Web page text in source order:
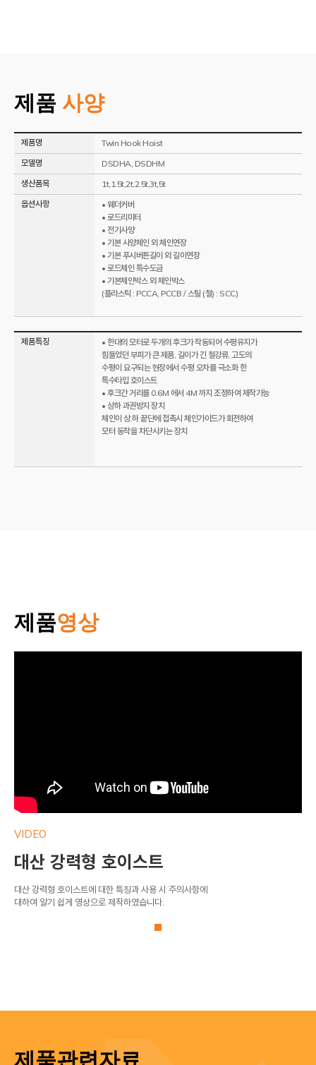
제품 사양
제품명
Twin Hook Hoist
모델명
DSDHA, DSDHM
생산품목
1t,1.5t,2t,2.5t,3t,5t
옵션사항
• 웨더커버
• 로드리미터
• 전기사양
• 기본 사양체인 외 체인연장
• 기본 푸시버튼길이 외 길이연장
• 로드체인 특수도금
• 기본체인박스 외 체인박스
(플라스틱 : PCCA, PCCB / 스틸 (철) : SCC)
제품특징
• 한대의 모터로 두개의 후크가 작동되어 수평유지가
힘들었던 부피가 큰 제품, 길이가 긴 철강류, 고도의
수평이 요구되는 현장에서 수평 오차를 극소화 한
특수타입 호이스트
• 후크간 거리를 0.6M 에서 4M 까지 조정하여 제작가능
• 상하 과권방지 장치
체인이 상.하 끝단에 접촉시 체인가이드가 회전하여
모터 동작을 차단시키는 장치
제품영상
VIDEO
대산 강력형 호이스트
대산 강력형 호이스트에 대한 특징과 사용 시 주의사항에
대하여 알기 쉽게 영상으로 제작하였습니다.
제품관련자료